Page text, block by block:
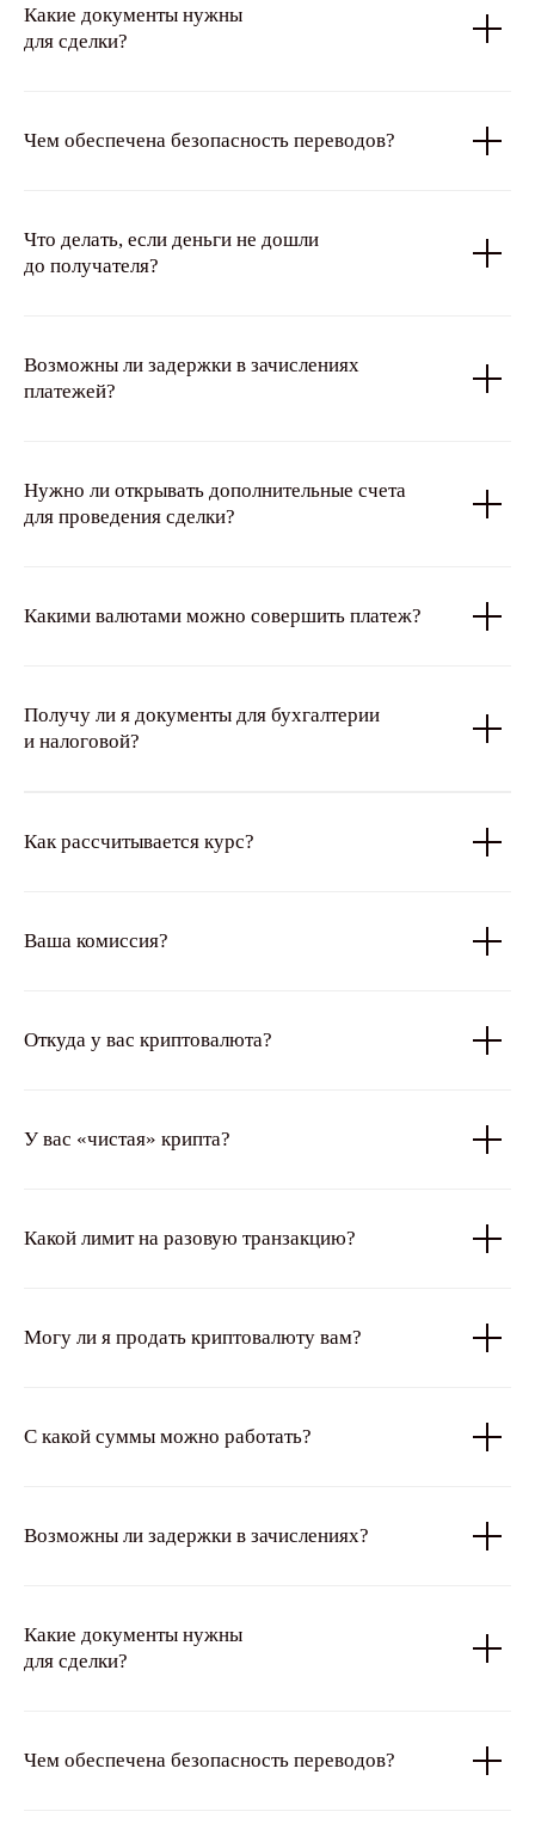
Какие документы нужны
для сделки?
Чем обеспечена безопасность переводов?
Что делать, если деньги не дошли
до получателя?
Возможны ли задержки в зачислениях
платежей?
Нужно ли открывать дополнительные счета
для проведения сделки?
Какими валютами можно совершить платеж?
Получу ли я документы для бухгалтерии
и налоговой?
Как рассчитывается курс?
Ваша комиссия?
Откуда у вас криптовалюта?
У вас «чистая» крипта?
Какой лимит на разовую транзакцию?
Могу ли я продать криптовалюту вам?
С какой суммы можно работать?
Возможны ли задержки в зачислениях?
Какие документы нужны
для сделки?
Чем обеспечена безопасность переводов?